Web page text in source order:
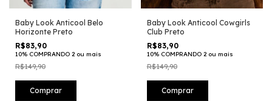
Baby Look Anticool Belo
Horizonte Preto
R$83,90
10% COMPRANDO 2 ou mais
R$149,90
Comprar
Baby Look Anticool Cowgirls
Club Preto
R$83,90
10% COMPRANDO 2 ou mais
R$149,90
Comprar